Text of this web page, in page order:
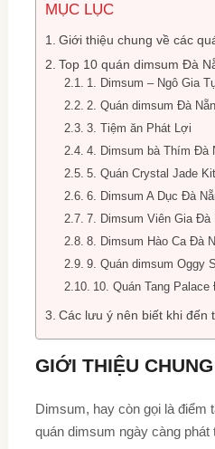
MỤC LỤC
Giới thiệu chung về các
Top 10 quán dimsum Đà
1. Dimsum – Ngô Gia
2. Quán dimsum Đà
3. Tiệm ăn Phát Lợi
4. Dimsum bà Thím Đà
5. Quán Crystal Jade
6. Dimsum A Dục Đà
7. Dimsum Viên Gia Đà
8. Dimsum Hào Ca Đà
9. Quán dimsum Oggy
10. Quán Tang Palace
Các lưu ý nên biết khi đến
GIỚI THIỆU
Dimsum, hay còn gọi là điểm
quán dimsum ngày càng